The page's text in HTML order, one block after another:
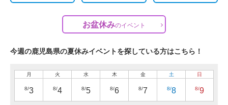
お盆休みのイベント
今週の鹿児島県の夏休みイベントを探している方はこちら！
月
8/3
火
8/4
水
8/5
木
8/6
金
8/7
土
8/8
日
8/9